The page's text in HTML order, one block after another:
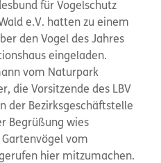
für Vogelschutz
e.V. hatten zu einem
den Vogel des Jahres
eingeladen.
vom Naturpark
die Vorsitzende des LBV
der Bezirksgeschäftstelle
Begrüßung wies
vom
hier mitzumachen.